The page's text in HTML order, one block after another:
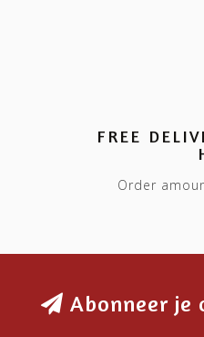
FREE
Order
Abonneer je